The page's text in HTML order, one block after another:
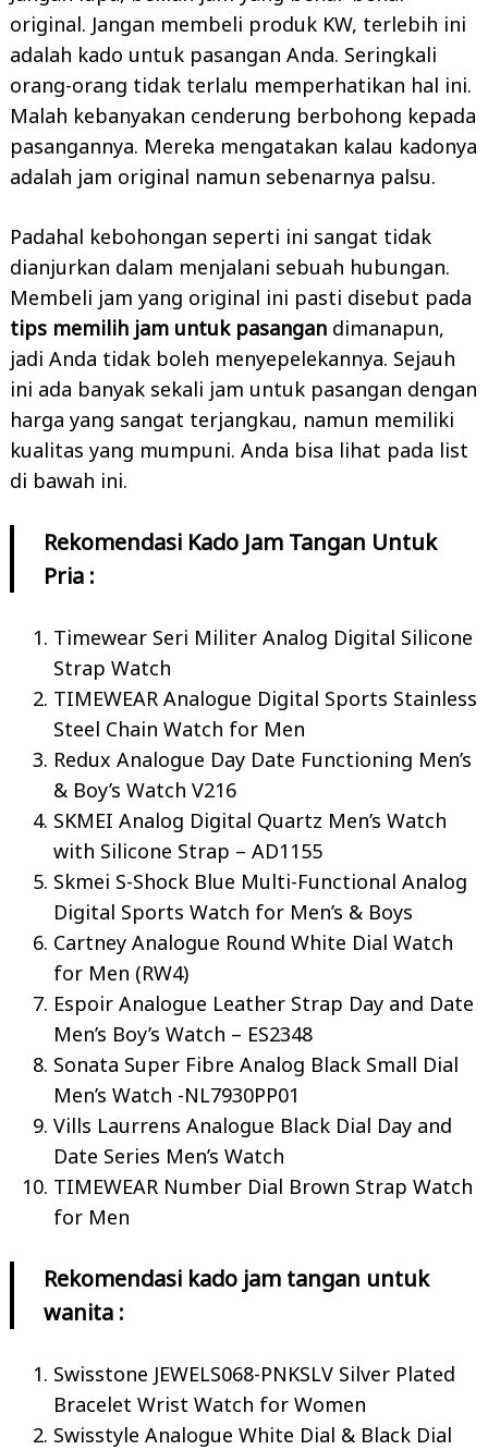
original. Jangan membeli produk KW, terlebih ini
adalah kado untuk pasangan Anda. Seringkali
orang-orang tidak terlalu memperhatikan hal ini.
Malah kebanyakan cenderung berbohong kepada
pasangannya. Mereka mengatakan kalau kadonya
adalah jam original namun sebenarnya palsu.
Padahal kebohongan seperti ini sangat tidak
dianjurkan dalam menjalani sebuah hubungan.
Membeli jam yang original ini pasti disebut pada
tips memilih jam untuk pasangan dimanapun,
jadi Anda tidak boleh menyepelekannya. Sejauh
ini ada banyak sekali jam untuk pasangan dengan
harga yang sangat terjangkau, namun memiliki
kualitas yang mumpuni. Anda bisa lihat pada list
di bawah ini.
Rekomendasi Kado Jam Tangan Untuk
Pria :
Timewear Seri Militer Analog Digital Silicone
Strap Watch
TIMEWEAR Analogue Digital Sports Stainless
Steel Chain Watch for Men
Redux Analogue Day Date Functioning Men’s
& Boy’s Watch V216
SKMEI Analog Digital Quartz Men’s Watch
with Silicone Strap – AD1155
Skmei S-Shock Blue Multi-Functional Analog
Digital Sports Watch for Men’s & Boys
Cartney Analogue Round White Dial Watch
for Men (RW4)
Espoir Analogue Leather Strap Day and Date
Men’s Boy’s Watch – ES2348
Sonata Super Fibre Analog Black Small Dial
Men’s Watch -NL7930PP01
Vills Laurrens Analogue Black Dial Day and
Date Series Men’s Watch
TIMEWEAR Number Dial Brown Strap Watch
for Men
Rekomendasi kado jam tangan untuk
wanita :
Swisstone JEWELS068-PNKSLV Silver Plated
Bracelet Wrist Watch for Women
Swisstyle Analogue White Dial & Black Dial